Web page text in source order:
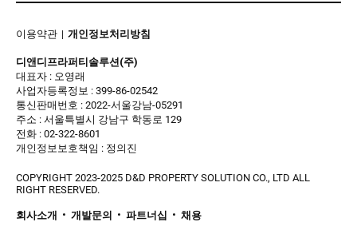
이용약관 개인정보처리방침
디앤디프라퍼티솔루션(주)
대표자 : 오영래
사업자등록정보 : 399-86-02542
통신판매번호 : 2022-서울강남-05291
주소 : 서울특별시 강남구 학동로 129
전화 : 02-322-8601
개인정보보호책임 : 정의진
COPYRIGHT 2023-2025 D&D PROPERTY SOLUTION CO., LTD ALL
RIGHT RESERVED.
회사소개 • 개발문의 • 파트너십 • 채용